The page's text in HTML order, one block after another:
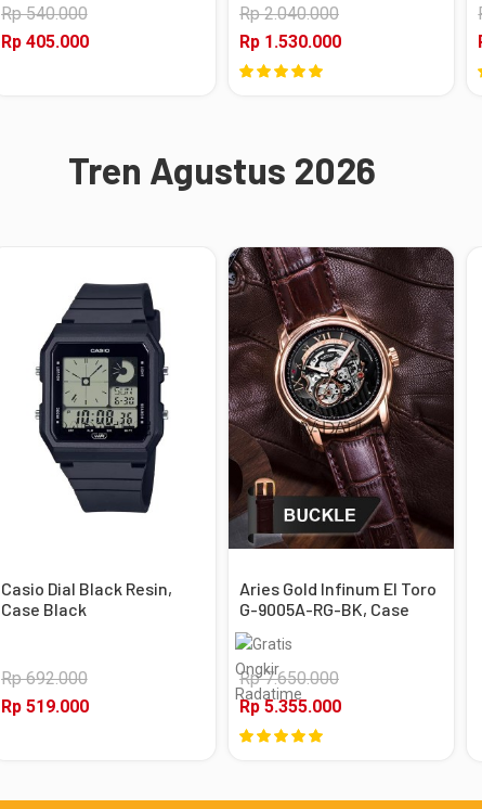
Rp 540.000
Rp 405.000
Rp 2.040.000
Rp 1.530.000
Tren Agustus 2026
Casio Dial Black Resin,
Case Black
Rp 692.000
Rp 519.000
Aries Gold Infinum El Toro
G-9005A-RG-BK, Case
Rose Gold
Rp 7.650.000
Rp 5.355.000